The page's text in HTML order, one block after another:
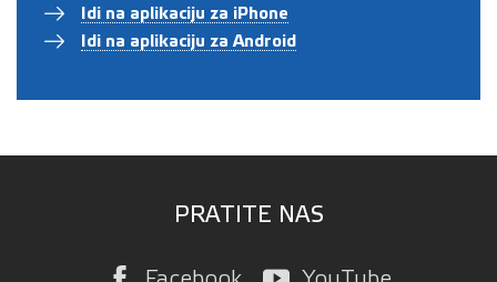
Idi na aplikaciju za iPhone
Idi na aplikaciju za Android
PRATITE NAS